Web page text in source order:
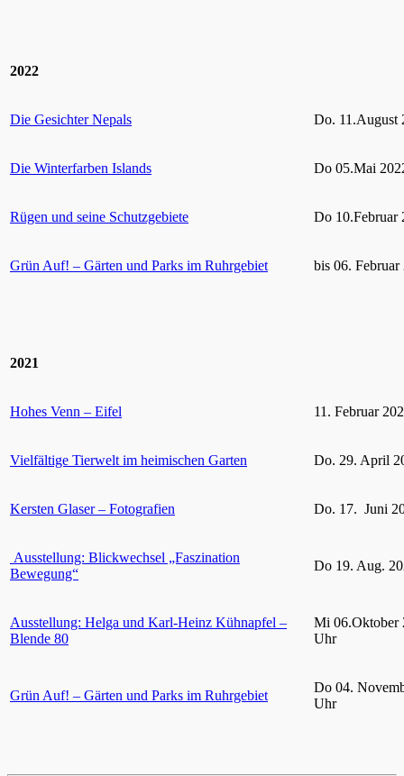
2022
Die Gesichter Nepals Do. 11.August
Die Winterfarben Islands Do 05.Mai
Rügen und seine Schutzgebiete Do 10.Februar
Grün Auf! – Gärten und Parks im Ruhrgebiet bis 06. Februar
2021
Hohes Venn – Eifel 11. Februar
Vielfältige Tierwelt im heimischen Garten Do. 29. April
Kersten Glaser – Fotografien Do. 17. Juni
Ausstellung: Blickwechsel „Faszination
Bewegung“
Do 19. Aug.
Ausstellung: Helga und Karl-Heinz Kühnapfel –
Blende 80
Mi 06.Oktober
Uhr
Grün Auf! – Gärten und Parks im Ruhrgebiet
Do 04.
Uhr